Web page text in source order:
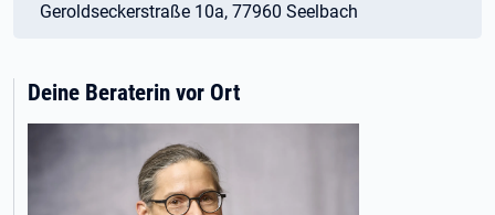
Geroldseckerstraße 10a, 77960 Seelbach
Deine Beraterin vor Ort